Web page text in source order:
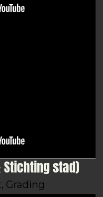
Stichting stad)
Grading